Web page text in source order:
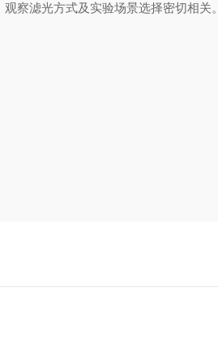
察滤光方式及实验场景选择密切相关。